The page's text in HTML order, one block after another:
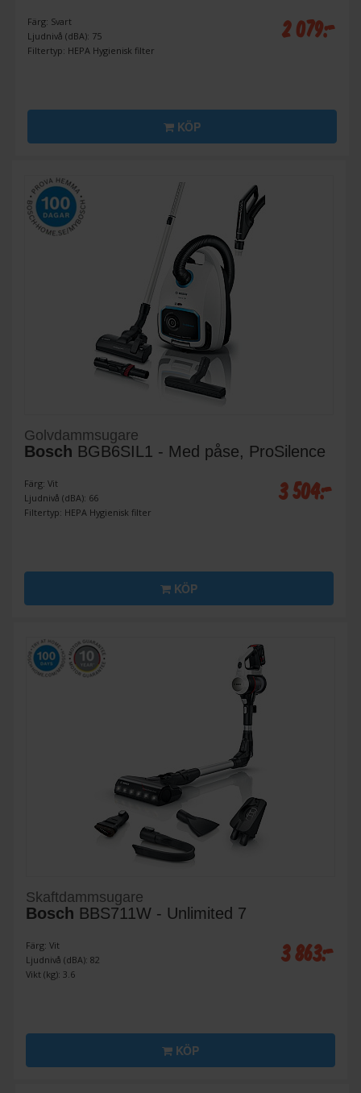
Färg: Svart
Ljudnivå (dBA): 75
Filtertyp: HEPA Hygienisk filter
2 079:-
KÖP
Golvdammsugare
Bosch BGB6SIL1 - Med påse, ProSilence
Färg: Vit
Ljudnivå (dBA): 66
Filtertyp: HEPA Hygienisk filter
3 504:-
KÖP
Skaftdammsugare
Bosch BBS711W - Unlimited 7
Färg: Vit
Ljudnivå (dBA): 82
Vikt (kg): 3.6
3 863:-
KÖP